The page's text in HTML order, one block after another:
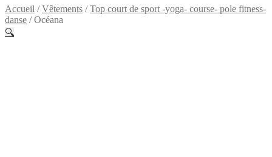
Accueil /Vêtements /Top court de sport -yoga- course- pole fitness-
danse /Océana
🔍